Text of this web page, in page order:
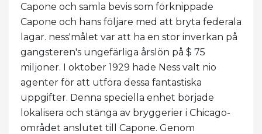
Capone och samla bevis som förknippade
Capone och hans följare med att bryta federala
lagar. ness'målet var att ha en stor inverkan på
gangsteren's ungefärliga årslön på $ 75
miljoner. I oktober 1929 hade Ness valt nio
agenter för att utföra dessa fantastiska
uppgifter. Denna speciella enhet började
lokalisera och stänga av bryggerier i Chicago-
området anslutet till Capone. Genom